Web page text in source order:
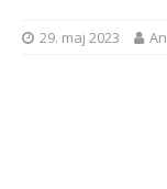
29. maj 2023